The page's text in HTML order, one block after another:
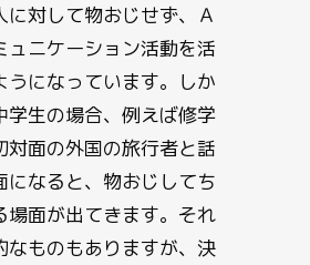
に対して物おじせず、Ａ
ュニケーション活動を活
うになっています。しか
学生の場合、例えば修学
対面の外国の旅行者と話
になると、物おじしてち
場面が出てきます。それ
なものもありますが、決